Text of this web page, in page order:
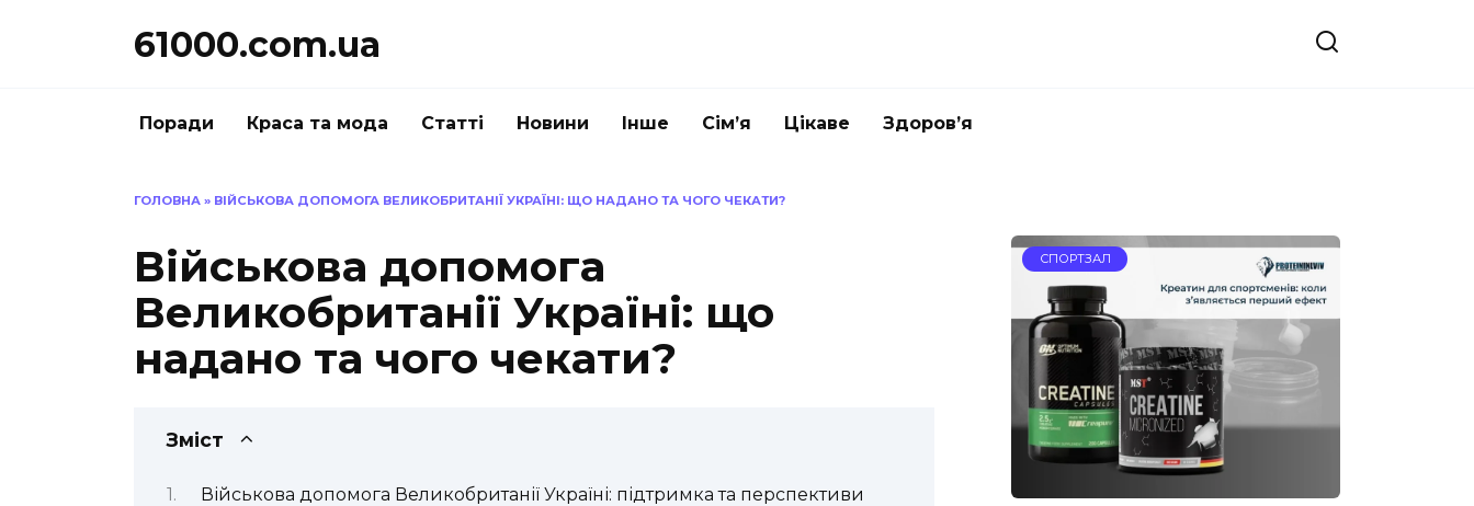
61000.com.ua
Поради Краса та мода Статті Новини Інше Сім’я Цікаве Здоров’я
ГОЛОВНА » ВІЙСЬКОВА ДОПОМОГА ВЕЛИКОБРИТАНІЇ УКРАЇНІ: ЩО НАДАНО ТА ЧОГО ЧЕКАТИ?
Військова допомога
Великобританії Україні: що
надано та чого чекати?
Зміст
Військова допомога Великобританії Україні: підтримка та перспективи
СПОРТЗАЛ